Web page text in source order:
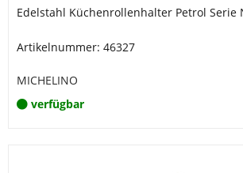
Edelstahl Küchenrollenhalter Petrol Serie
Artikelnummer: 46327
MICHELINO
verfügbar